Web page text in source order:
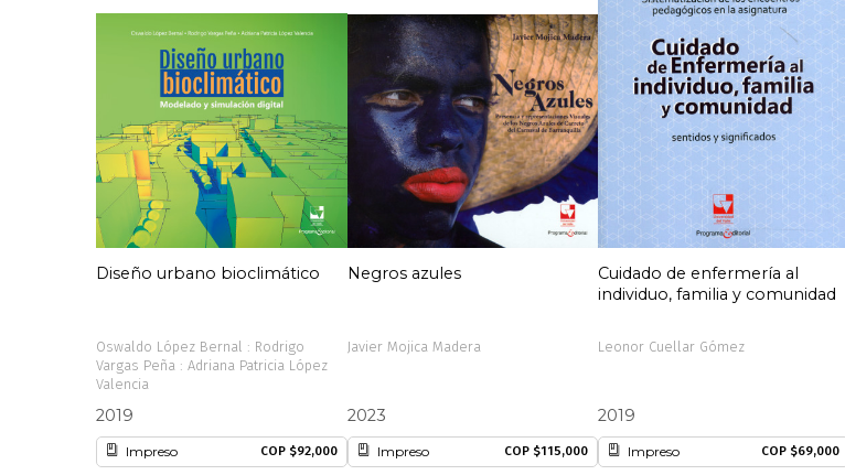
Diseño urbano bioclimático
Oswaldo López Bernal : Rodrigo
Vargas Peña : Adriana Patricia López
Valencia
2019
Impreso COP $92,000
Negros azules
Javier Mojica Madera
2023
Impreso COP $115,000
Cuidado de enfermería al
individuo, familia y comunidad
Leonor Cuellar Gómez
2019
Impreso COP $69,000